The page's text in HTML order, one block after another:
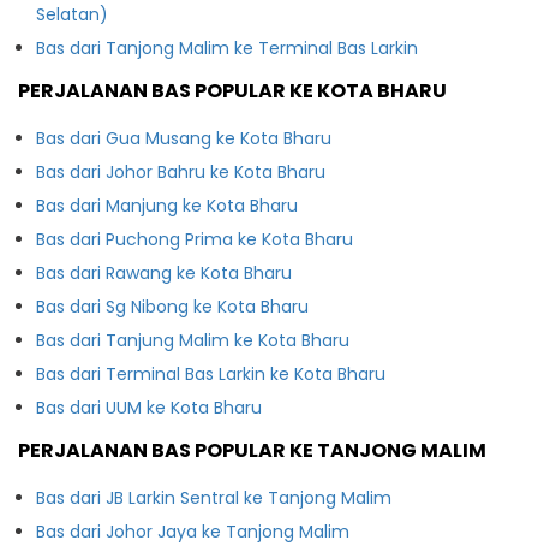
Selatan)
Bas dari Tanjong Malim ke Terminal Bas Larkin
PERJALANAN BAS POPULAR KE KOTA BHARU
Bas dari Gua Musang ke Kota Bharu
Bas dari Johor Bahru ke Kota Bharu
Bas dari Manjung ke Kota Bharu
Bas dari Puchong Prima ke Kota Bharu
Bas dari Rawang ke Kota Bharu
Bas dari Sg Nibong ke Kota Bharu
Bas dari Tanjung Malim ke Kota Bharu
Bas dari Terminal Bas Larkin ke Kota Bharu
Bas dari UUM ke Kota Bharu
PERJALANAN BAS POPULAR KE TANJONG MALIM
Bas dari JB Larkin Sentral ke Tanjong Malim
Bas dari Johor Jaya ke Tanjong Malim